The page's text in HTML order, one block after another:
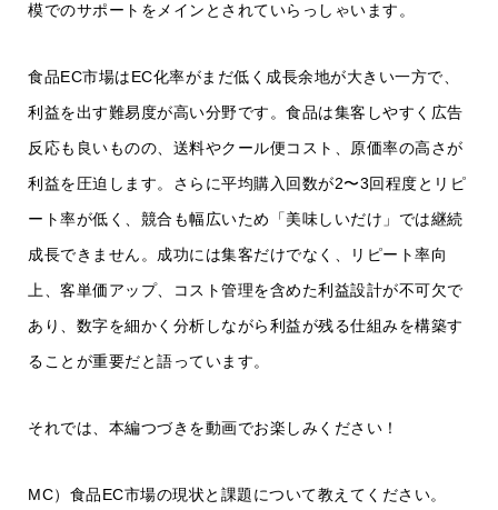
模でのサポートをメインとされていらっしゃいます。
食品EC市場はEC化率がまだ低く成長余地が大きい一方で、
利益を出す難易度が高い分野です。食品は集客しやすく広告
反応も良いものの、送料やクール便コスト、原価率の高さが
利益を圧迫します。さらに平均購入回数が2〜3回程度とリピ
ート率が低く、競合も幅広いため「美味しいだけ」では継続
成長できません。成功には集客だけでなく、リピート率向
上、客単価アップ、コスト管理を含めた利益設計が不可欠で
あり、数字を細かく分析しながら利益が残る仕組みを構築す
ることが重要だと語っています。
それでは、本編つづきを動画でお楽しみください！
MC）食品EC市場の現状と課題について教えてください。